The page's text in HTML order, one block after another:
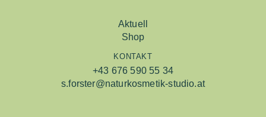
Aktuell
Shop
KONTAKT
+43 676 590 55 34
s.forster@naturkosmetik-studio.at